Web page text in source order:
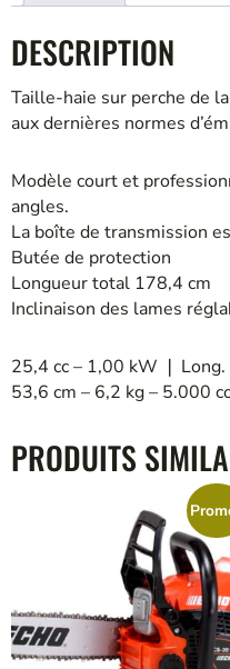
DESCRIPTION
Taille-haie sur perche de
aux dernières normes
Modèle court et
angles.
La boîte de transmission
Butée de protection
Longueur total 178,4 cm
Inclinaison des lames
25,4 cc – 1,00 kW ❘
53,6 cm – 6,2 kg – 5.000
PRODUITS